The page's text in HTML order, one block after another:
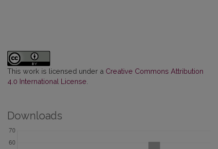
This work is licensed under a Creative Commons Attribution
4.0 International License
Downloads